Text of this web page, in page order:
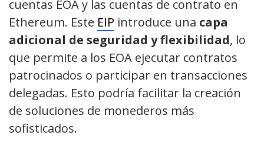
cuentas EOA y las cuentas de contrato en
Ethereum. Este EIP introduce una capa
adicional de seguridad y flexibilidad, lo
que permite a los EOA ejecutar contratos
patrocinados o participar en transacciones
delegadas. Esto podría facilitar la creación
de soluciones de monederos más
sofisticados.